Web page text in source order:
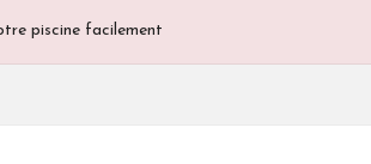
piscine facilement